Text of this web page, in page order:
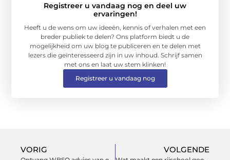
Registreer u vandaag nog en deel uw
ervaringen!
Heeft u de wens om uw ideeën, kennis of verhalen met een
breder publiek te delen? Ons platform biedt u de
mogelijkheid om uw blog te publiceren en te delen met
lezers die geïnteresseerd zijn in uw inhoud. Schrijf samen
met ons en laat uw stem klinken!
Registreer u vandaag nog
VORIG VOLGENDE